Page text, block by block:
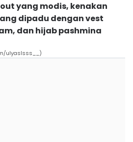
yang modis, kenakan
dipadu dengan vest
dan hijab pashmina
ulyaslsss__)